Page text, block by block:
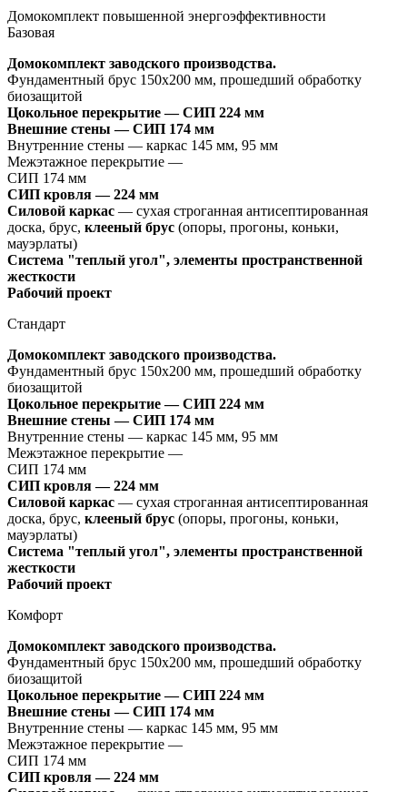
Домокомплект повышенной энергоэффективности
Базовая
Домокомплект заводского производства.
Фундаментный брус 150х200 мм, прошедший обработку
биозащитой
Цокольное перекрытие —СИП 224 мм
Внешние стены — СИП 174 мм
Внутренние стены — каркас 145 мм, 95 мм
Межэтажное перекрытие —
СИП 174 мм
СИП кровля — 224 мм
Силовой каркас — сухая строганная антисептированная
доска, брус, клееный брус (опоры, прогоны, коньки,
мауэрлаты)
Система "теплый угол", элементы пространственной
жесткости
Рабочий проект
Стандарт
Домокомплект заводского производства.
Фундаментный брус 150х200 мм, прошедший обработку
биозащитой
Цокольное перекрытие —СИП 224 мм
Внешние стены — СИП 174 мм
Внутренние стены — каркас 145 мм, 95 мм
Межэтажное перекрытие —
СИП 174 мм
СИП кровля — 224 мм
Силовой каркас — сухая строганная антисептированная
доска, брус, клееный брус (опоры, прогоны, коньки,
мауэрлаты)
Система "теплый угол", элементы пространственной
жесткости
Рабочий проект
Комфорт
Домокомплект заводского производства.
Фундаментный брус 150х200 мм, прошедший обработку
биозащитой
Цокольное перекрытие —СИП 224 мм
Внешние стены — СИП 174 мм
Внутренние стены — каркас 145 мм, 95 мм
Межэтажное перекрытие —
СИП 174 мм
СИП кровля — 224 мм